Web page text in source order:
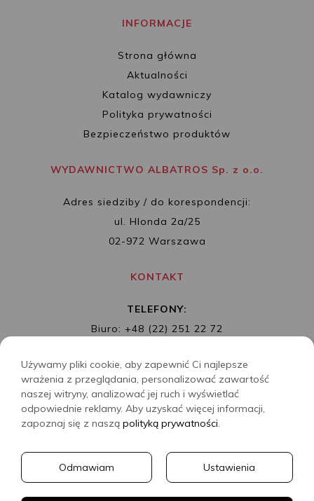
INFORMACJE
Strona główna
Aktualności
Katalog wydawniczy
Polityka prywatności
Bezpieczeństwo produktów
WYDAWNICTWO ALBATROS Sp. z o.o.
Adres siedziby / do korespondencji:
ul. Hlonda 2a/25
02-972 Warszawa
KONTAKT
TELEFONY:
Biuro: +48 (22) 251 22 72
MAIL: biuro@wydawnictwoalbatros.com
COPYRIGHTS
WYDAWNICTWO ALBATROS
CREATED BY 2SIDES.PL
Używamy pliki cookie, aby zapewnić Ci najlepsze
wrażenia z przeglądania, personalizować zawartość
naszej witryny, analizować jej ruch i wyświetlać
odpowiednie reklamy. Aby uzyskać więcej informacji,
zapoznaj się z naszą polityką prywatności.
Ustawienia
Odmawiam